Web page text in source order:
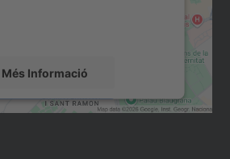
Més Informació
Accepta
by